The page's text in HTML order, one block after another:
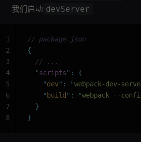
我们启动 devServer
// package.json
{
  // ...
  "
scripts" :
{
    "
dev" : "webpack-dev-
    "
build " : "webpack --
  }
}
1
2
3
4
5
6
7
8